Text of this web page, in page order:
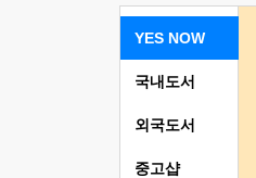
YES NOW
국내도서
외국도서
중고샵